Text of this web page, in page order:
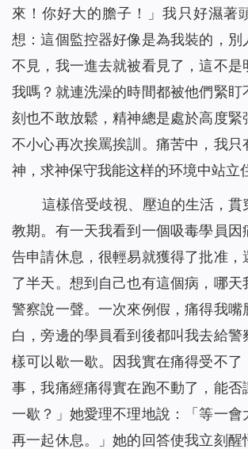
來！你好大的膽子！」我只好濕著
想：這個監控器好像是為我裝的，別
不見，我一進去就被看見了，這不是
我嗎？就連洗澡的時間都被他們緊盯
刻也不敢放鬆，精神總是處於高度緊
不小心再次挨罵挨訓。痛苦中，我只
神，求神保守我能这样的环境中站立
這樣倍受歧視、壓迫的生活，貫
教期。有一天我看到一個吸毒學員因
告申請休息，很輕易就獲得了批准，
了半天。想到自己也有這個病，哪天
警察說一聲。一次來例假，痛得我嘴
白，旁邊的學員看到後都叫我去給警
樣可以歇一歇。因我實在痛得受不了
事，我痛經痛得實在跑不動了，能否
一歇？」她愛理不理地說：「等一會
再一起休息。」她的回答使我立刻醒